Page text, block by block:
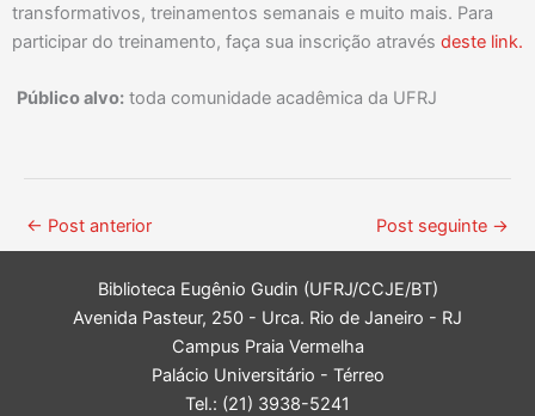
transformativos, treinamentos semanais e muito mais. Para
participar do treinamento, faça sua inscrição através deste link.
Público alvo: toda comunidade acadêmica da UFRJ
← Post anterior Post seguinte →
Biblioteca Eugênio Gudin (UFRJ/CCJE/BT)
Avenida Pasteur, 250 - Urca. Rio de Janeiro - RJ
Campus Praia Vermelha
Palácio Universitário - Térreo
Tel.: (21) 3938-5241